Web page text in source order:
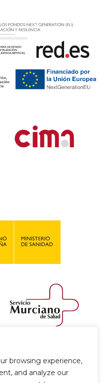
browsing experience,
and analyze our
Uso de cookies